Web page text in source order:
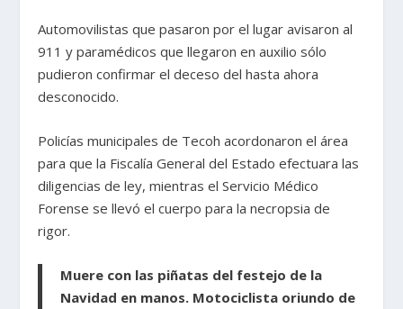
Automovilistas que pasaron por el lugar avisaron al
911 y paramédicos que llegaron en auxilio sólo
pudieron confirmar el deceso del hasta ahora
desconocido.
Policías municipales de Tecoh acordonaron el área
para que la Fiscalía General del Estado efectuara las
diligencias de ley, mientras el Servicio Médico
Forense se llevó el cuerpo para la necropsia de
rigor.
Muere con las piñatas del festejo de la
Navidad en manos. Motociclista oriundo de